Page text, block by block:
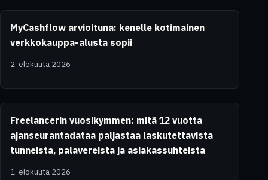
MyCashflow arvioituna: kenelle kotimainen
verkkokauppa-alusta sopii
2. elokuuta 2026
Freelancerin vuosikymmen: mitä 12 vuotta
ajanseurantadataa paljastaa laskutettavista
tunneista, palavereista ja asiakassuhteista
1. elokuuta 2026